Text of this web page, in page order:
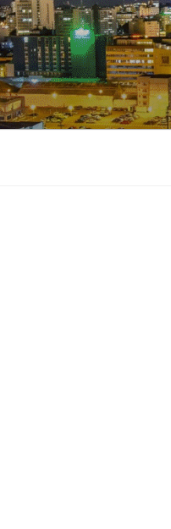
Pular
para
o
conteúdo